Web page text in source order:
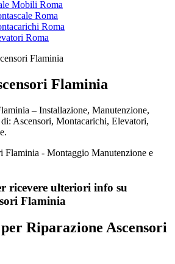
Mobili Roma
Roma
Roma
Roma
Flaminia
Flaminia
– Installazione, Manutenzione,
Ascensori, Montacarichi, Elevatori,
ricevere ulteriori info su
Flaminia
Riparazione Ascensori